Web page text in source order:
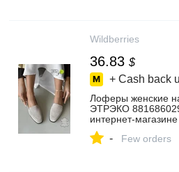
Wildberries
36.83 $
+ Cash back
Лоферы женские
ЭТРЭКО
- Few orders